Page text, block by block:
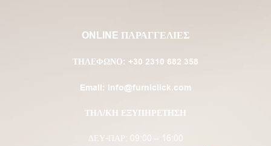
ONLINE ΠΑΡΑΓΓΕΛΙΕΣ
ΤΗΛΈΦΩΝΟ: +30 2310 682 358
Email: info@furniclick.com
ΤΗΛ/ΚΗ ΕΞΥΠΗΡΕΤΗΣΗ
ΔΕΥ-ΠΑΡ: 09:00 – 16:00